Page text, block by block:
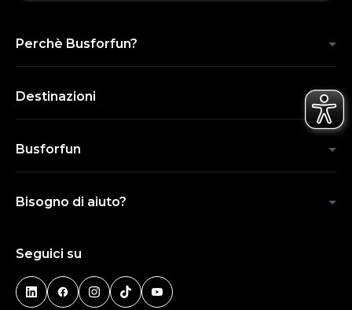
Perchè Busforfun?
Destinazioni
Busforfun
Bisogno di aiuto?
Seguici su